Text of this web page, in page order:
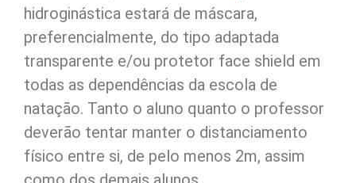
hidroginástica estará de máscara,
preferencialmente, do tipo adaptada
transparente e/ou protetor face shield em
todas as dependências da escola de
natação. Tanto o aluno quanto o professor
deverão tentar manter o distanciamento
físico entre si, de pelo menos 2m, assim